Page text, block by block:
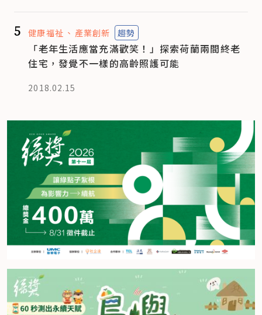
5 健康福祉 產業創新 趨勢
「老年生活應當充滿歡笑！」探索荷蘭兩間終老
住宅，發覺不一樣的高齡照護可能
2018.02.15